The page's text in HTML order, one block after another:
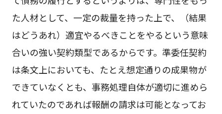
た人材として、一定の裁量を持った上で、（結果
はどうあれ）適宜やるべきことをやるという意味
合いの強い契約類型であるからです。準委任契約
は条文上においても、たとえ想定通りの成果物が
できていなくとも、事務処理自体が適切に進めら
れていたのであれば報酬の請求は可能となってお